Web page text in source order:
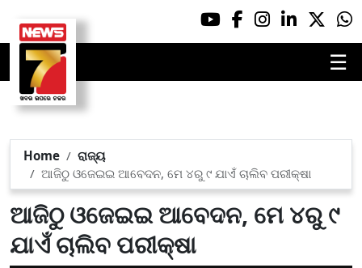
☰
Home
ରାଜ୍ୟ
ଆଜିଠୁ ଓଜେଇଇ ଆବେଦନ, ମେ ୪ରୁ ୯ ଯାଏଁ ଚାଲିବ ପରୀକ୍ଷା
ଆଜିଠୁ ଓଜେଇଇ ଆବେଦନ, ମେ ୪ରୁ ୯
ଯାଏଁ ଚାଲିବ ପରୀକ୍ଷା